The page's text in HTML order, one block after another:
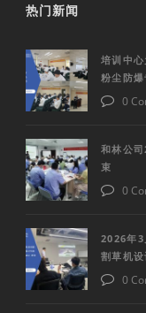
热门新闻
培训中
粉尘防
0
和林公
束
0
2026年3
割草机
0